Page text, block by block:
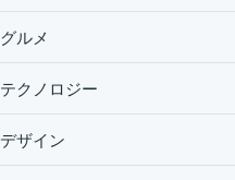
グルメ
テクノロジー
デザイン